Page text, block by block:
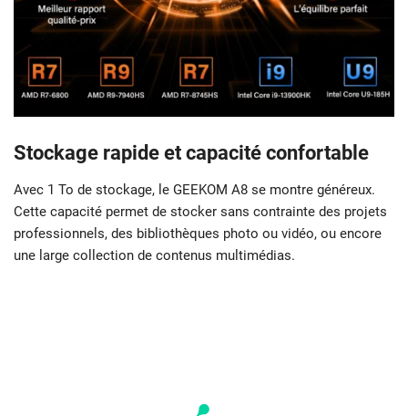
Stockage rapide et capacité confortable
Avec 1 To de stockage, le GEEKOM A8 se montre généreux.
Cette capacité permet de stocker sans contrainte des projets
professionnels, des bibliothèques photo ou vidéo, ou encore
une large collection de contenus multimédias.